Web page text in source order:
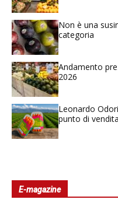
Non è una
categoria
Andamento
2026
Leonardo
punto di
E-magazine